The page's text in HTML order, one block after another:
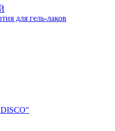
для гель-лаков